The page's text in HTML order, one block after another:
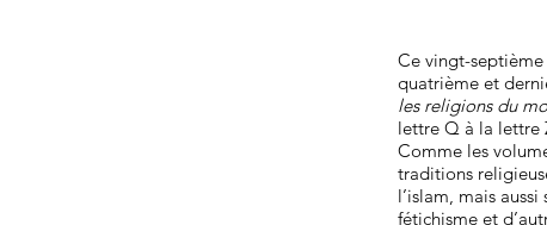
Ce vingt-septième
quatrième et
les religions du
lettre Q à la lettre
Comme les
traditions
l’islam, mais
fétichisme et